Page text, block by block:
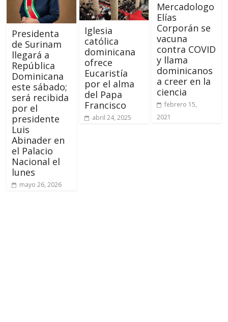
Presidenta
de Surinam
llegará a
República
Dominicana
este sábado;
será recibida
por el
presidente
Luis
Abinader en
el Palacio
Nacional el
lunes
mayo 26, 2026
Iglesia
católica
dominicana
ofrece
Eucaristía
por el alma
del Papa
Francisco
abril 24, 2025
Mercadologo
Elías
Corporán se
vacuna
contra COVID
y llama
dominicanos
a creer en la
ciencia
febrero 15,
2021